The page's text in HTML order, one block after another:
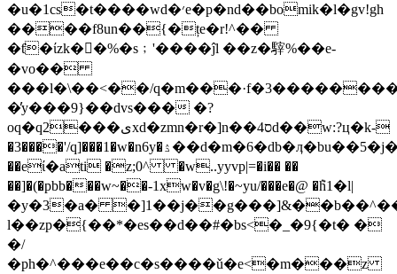
�u�1cs�t����wd�׳e�p�nd��bomik�l�gv!gh
����f8un��{�țe�r!^��
�ƭ�ίzk��%�s﹔'����ĵl ��z�䮨%��e-
�vo��
���l�\��<��/
�̕y���9}��dvs��� �?
oq�q2���یxd�zmn�r�]n��ס4d��w:?ц�k-
�3����'/q]���1�w�n6y�ۮ��d�m�6�db�ӆ�bu��5�j�����$m(����@��s�����kp�xb�ۃ��y*:��æsfsf��3��b�p�8sf�e�bq\3�r�m�?
��eί�ati �z;0^ �w..yyvp|=�i�� ��
��]�(�pbb���w~��-1xw�v�g\!�~yu/���e�@ �݉h1�l|
�y�3�a�
l��zp�{��*�es��d��#�bs<�_�9{�t� �
�/
�ph�^���e��c�s����ǔ�e<�m���z